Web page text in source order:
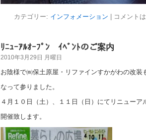
カテゴリー: インフォメーション コメント
ﾘﾆｭｰｱﾙｵｰﾌﾟﾝ ｲﾍﾞﾝﾄのご案内
2010年3月29日 月曜日
お陰様で㈱保土原屋・リファインすかがわの改装
なって参りました。
４月１０日（土）、１１日（日）にてリニュー
開催致します。